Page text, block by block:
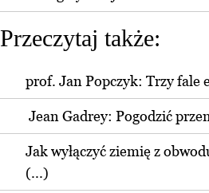
Przeczytaj także:
prof. Jan Popczyk: Trzy fale
Jean Gadrey: Pogodzić
Jak wyłączyć ziemię z
(...)